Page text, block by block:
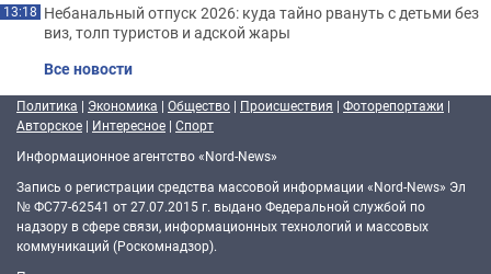
13:18 Небанальный отпуск 2026: куда тайно рвануть с детьми без
виз, толп туристов и адской жары
Все новости
Политика | Экономика | Общество | Происшествия | Фоторепортажи |
Авторское | Интересное | Спорт
Информационное агентство «Nord-News»
Запись о регистрации средства массовой информации «Nord-News» Эл
№ ФС77-62541 от 27.07.2015 г. выдано Федеральной службой по
надзору в сфере связи, информационных технологий и массовых
коммуникаций (Роскомнадзор).